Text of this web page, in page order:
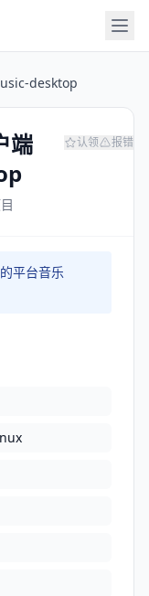
desktop
端
认领 报错
平台音乐